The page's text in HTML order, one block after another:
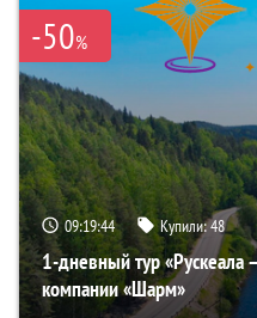
-50%
09:19:43 Купили:48
1-дневный тур «Рускеала
компании «Шарм»